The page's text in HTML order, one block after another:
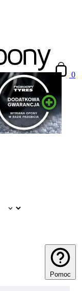
0
Pomoc